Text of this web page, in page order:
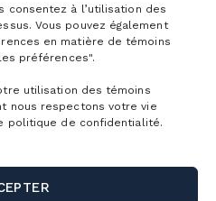
consentez à l’utilisation des
Vous pouvez également
en matière de témoins
préférences".
utilisation des témoins
nous respectons votre vie
politique de confidentialité.